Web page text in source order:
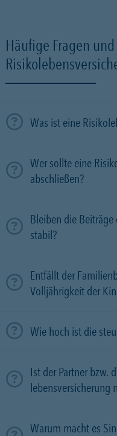
Häufige Fragen
Was ist eine
Wer sollte eine
abschließen?
Bleiben die
stabil?
Entfällt der
Volljährigkeit der
Wie hoch ist die
Ist der Partner bzw.
lebens­versicherung
Warum macht es